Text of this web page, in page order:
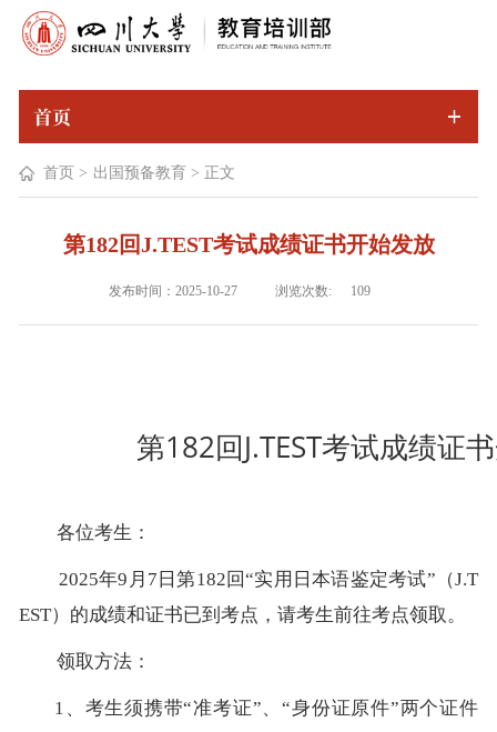
首页
首页 > 出国预备教育 > 正文
第182回J.TEST考试成绩证书开始发放
发布时间：2025-10-27 浏览次数: 109
第182回J.TEST考试成绩证
各位考生：
2025年9 月 7 日第182回“实用日本语鉴定考试”（J.T
EST）的成绩和证书已到考点，请考生前往考点领取。
领取方法：
1、考生须携带“准考证”、“身份证原件”两个证件